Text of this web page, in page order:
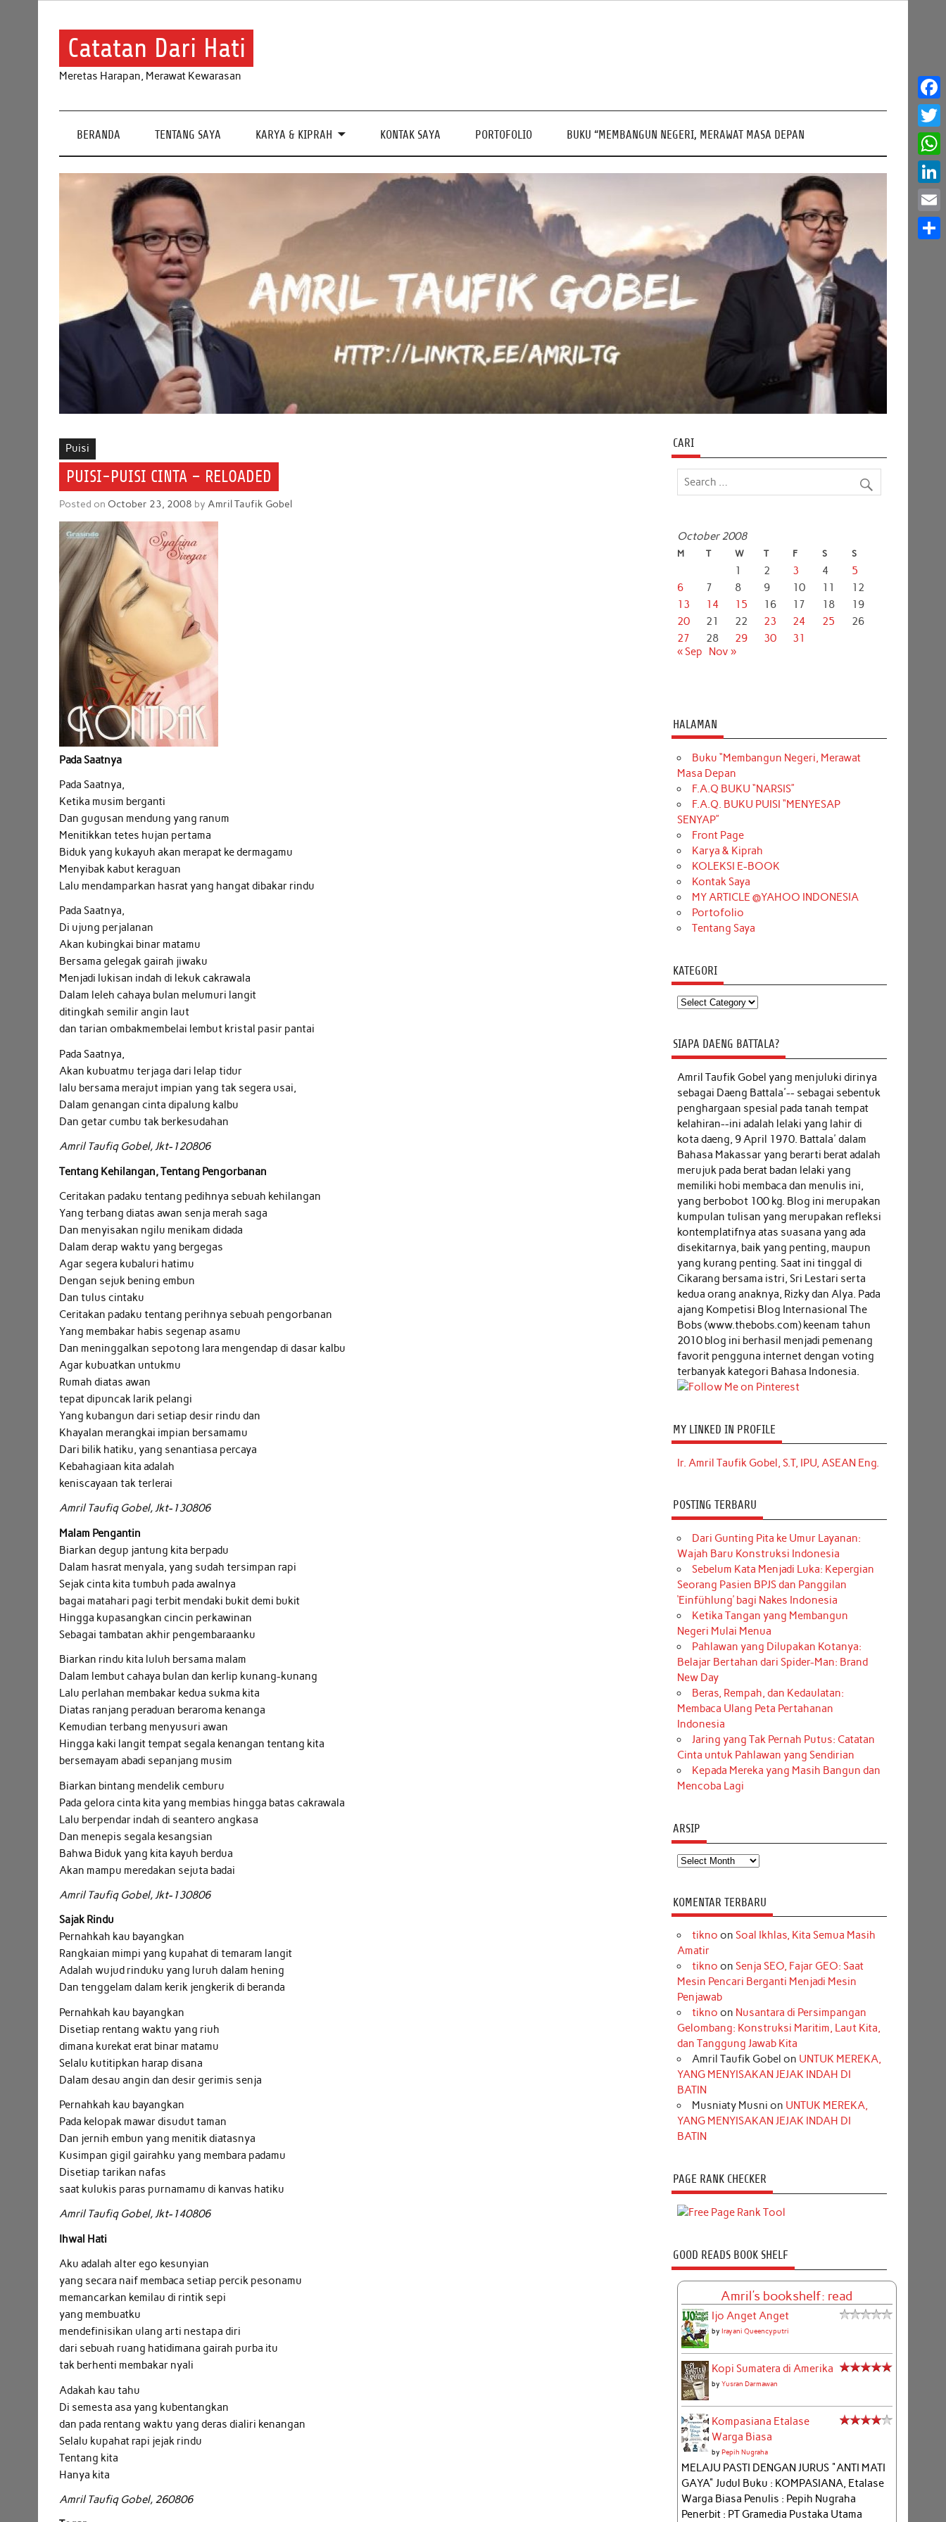
Catatan Dari Hati
Meretas Harapan, Merawat Kewarasan
BERANDA TENTANG SAYA KARYA & KIPRAH KONTAK SAYA PORTOFOLIO BUKU “MEMBANGUN NEGERI, MERAWAT MASA DEPAN
Puisi
PUISI-PUISI CINTA – RELOADED
Posted on October 23, 2008 byAmril Taufik Gobel
Pada Saatnya
Pada Saatnya,
Ketika musim berganti
Dan gugusan mendung yang ranum
Menitikkan tetes hujan pertama
Biduk yang kukayuh akan merapat ke dermagamu
Menyibak kabut keraguan
Lalu mendamparkan hasrat yang hangat dibakar rindu
Pada Saatnya,
Di ujung perjalanan
Akan kubingkai binar matamu
Bersama gelegak gairah jiwaku
Menjadi lukisan indah di lekuk cakrawala
Dalam leleh cahaya bulan melumuri langit
ditingkah semilir angin laut
dan tarian ombakmembelai lembut kristal pasir pantai
Pada Saatnya,
Akan kubuatmu terjaga dari lelap tidur
lalu bersama merajut impian yang tak segera usai,
Dalam genangan cinta dipalung kalbu
Dan getar cumbu tak berkesudahan
Amril Taufiq Gobel, Jkt-120806
Tentang Kehilangan, Tentang Pengorbanan
Ceritakan padaku tentang pedihnya sebuah kehilangan
Yang terbang diatas awan senja merah saga
Dan menyisakan ngilu menikam didada
Dalam derap waktu yang bergegas
Agar segera kubaluri hatimu
Dengan sejuk bening embun
Dan tulus cintaku
Ceritakan padaku tentang perihnya sebuah pengorbanan
Yang membakar habis segenap asamu
Dan meninggalkan sepotong lara mengendap di dasar kalbu
Agar kubuatkan untukmu
Rumah diatas awan
tepat dipuncak larik pelangi
Yang kubangun dari setiap desir rindu dan
Khayalan merangkai impian bersamamu
Dari bilik hatiku, yang senantiasa percaya
Kebahagiaan kita adalah
keniscayaan tak terlerai
Amril Taufiq Gobel, Jkt-130806
Malam Pengantin
Biarkan degup jantung kita berpadu
Dalam hasrat menyala, yang sudah tersimpan rapi
Sejak cinta kita tumbuh pada awalnya
bagai matahari pagi terbit mendaki bukit demi bukit
Hingga kupasangkan cincin perkawinan
Sebagai tambatan akhir pengembaraanku
Biarkan rindu kita luluh bersama malam
Dalam lembut cahaya bulan dan kerlip kunang-kunang
Lalu perlahan membakar kedua sukma kita
Diatas ranjang peraduan beraroma kenanga
Kemudian terbang menyusuri awan
Hingga kaki langit tempat segala kenangan tentang kita
bersemayam abadi sepanjang musim
Biarkan bintang mendelik cemburu
Pada gelora cinta kita yang membias hingga batas cakrawala
Lalu berpendar indah di seantero angkasa
Dan menepis segala kesangsian
Bahwa Biduk yang kita kayuh berdua
Akan mampu meredakan sejuta badai
Amril Taufiq Gobel, Jkt-130806
Sajak Rindu
Pernahkah kau bayangkan
Rangkaian mimpi yang kupahat di temaram langit
Adalah wujud rinduku yang luruh dalam hening
Dan tenggelam dalam kerik jengkerik di beranda
Pernahkah kau bayangkan
Disetiap rentang waktu yang riuh
dimana kurekat erat binar matamu
Selalu kutitipkan harap disana
Dalam desau angin dan desir gerimis senja
Pernahkah kau bayangkan
Pada kelopak mawar disudut taman
Dan jernih embun yang menitik diatasnya
Kusimpan gigil gairahku yang membara padamu
Disetiap tarikan nafas
saat kulukis paras purnamamu di kanvas hatiku
Amril Taufiq Gobel, Jkt-140806
Ihwal Hati
Aku adalah alter ego kesunyian
yang secara naif membaca setiap percik pesonamu
memancarkan kemilau di rintik sepi
yang membuatku
mendefinisikan ulang arti nestapa diri
dari sebuah ruang hatidimana gairah purba itu
tak berhenti membakar nyali
Adakah kau tahu
Di semesta asa yang kubentangkan
dan pada rentang waktu yang deras dialiri kenangan
Selalu kupahat rapi jejak rindu
Tentang kita
Hanya kita
Amril Taufiq Gobel, 260806
CARI
October 2008
M T W T F S S
1 2 3 4
5
6
7 8 9 10 11
12
13
14 15 16 17 18
19
20
21 22 23 24 25
26
27
28 29 30
31
« Sep
Nov »
HALAMAN
Buku “Membangun Negeri, Merawat
Masa Depan
F.A.Q BUKU “NARSIS”
F.A.Q. BUKU PUISI “MENYESAP
SENYAP”
Front Page
Karya & Kiprah
KOLEKSI E-BOOK
Kontak Saya
MY ARTICLE @YAHOO INDONESIA
Portofolio
Tentang Saya
KATEGORI
Kategori
SIAPA DAENG BATTALA?
Amril Taufik Gobel yang menjuluki dirinya
sebagai Daeng Battala'-- sebagai sebentuk
penghargaan spesial pada tanah tempat
kelahiran--ini adalah lelaki yang lahir di
kota daeng, 9 April 1970. Battala' dalam
Bahasa Makassar yang berarti berat adalah
merujuk pada berat badan lelaki yang
memiliki hobi membaca dan menulis ini,
yang berbobot 100 kg. Blog ini merupakan
kumpulan tulisan yang merupakan refleksi
kontemplatifnya atas suasana yang ada
disekitarnya, baik yang penting, maupun
yang kurang penting. Saat ini tinggal di
Cikarang bersama istri, Sri Lestari serta
kedua orang anaknya, Rizky dan Alya. Pada
ajang Kompetisi Blog Internasional The
Bobs (www.thebobs.com) keenam tahun
2010 blog ini berhasil menjadi pemenang
favorit pengguna internet dengan voting
terbanyak kategori Bahasa Indonesia.
MY LINKED IN PROFILE
Ir. Amril Taufik Gobel, S.T, IPU, ASEAN Eng.
POSTING TERBARU
Dari Gunting Pita ke Umur Layanan:
Wajah Baru Konstruksi Indonesia
Sebelum Kata Menjadi Luka: Kepergian
Seorang Pasien BPJS dan Panggilan
‘Einfühlung’ bagi Nakes Indonesia
Ketika Tangan yang Membangun
Negeri Mulai Menua
Pahlawan yang Dilupakan Kotanya:
Belajar Bertahan dari Spider-Man: Brand
New Day
Beras, Rempah, dan Kedaulatan:
Membaca Ulang Peta Pertahanan
Indonesia
Jaring yang Tak Pernah Putus: Catatan
Cinta untuk Pahlawan yang Sendirian
Kepada Mereka yang Masih Bangun dan
Mencoba Lagi
ARSIP
Arsip
KOMENTAR TERBARU
tikno on Soal Ikhlas, Kita Semua Masih
Amatir
tikno on Senja SEO, Fajar GEO: Saat
Mesin Pencari Berganti Menjadi Mesin
Penjawab
tikno on Nusantara di Persimpangan
Gelombang: Konstruksi Maritim, Laut Kita,
dan Tanggung Jawab Kita
Amril Taufik Gobel on UNTUK MEREKA,
YANG MENYISAKAN JEJAK INDAH DI
BATIN
Musniaty Musni on UNTUK MEREKA,
YANG MENYISAKAN JEJAK INDAH DI
BATIN
PAGE RANK CHECKER
GOOD READS BOOK SHELF
Amril's bookshelf: read
Ijo Anget Anget
by Irayani Queencyputri
Kopi Sumatera di Amerika
by Yusran Darmawan
Kompasiana Etalase
Warga Biasa
by Pepih Nugraha
MELAJU PASTI DENGAN JURUS "ANTI MATI
GAYA" Judul Buku : KOMPASIANA, Etalase
Warga Biasa Penulis : Pepih Nugraha
Penerbit : PT Gramedia Pustaka Utama
Email